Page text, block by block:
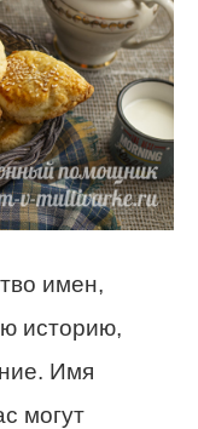
имен,
историю,
Имя
могут